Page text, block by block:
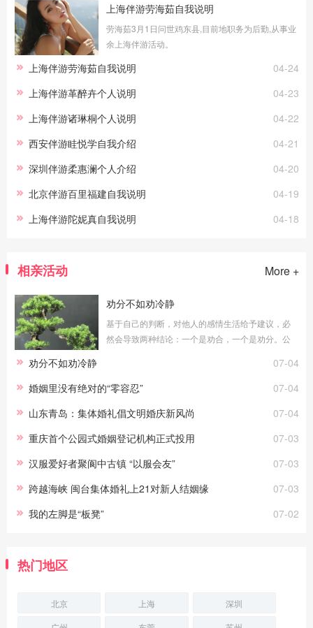
上海伴游劳海茹自我说明
劳海茹3月1日问世鸡东县,目前地职务为后勤,从事业
余上海伴游活动。
04-24
上海伴游劳海茹自我说明
04-23
上海伴游革醉卉个人说明
04-22
上海伴游诸琳桐个人说明
04-21
西安伴游眭悦学自我介绍
04-20
深圳伴游柔惠澜个人介绍
04-19
北京伴游百里福建自我说明
04-18
上海伴游陀妮真自我说明
相亲活动 More +
劝分不如劝冷静
基于自己的判断，对他人的感情生活给予建议，必
然会导致两种结论：一个是劝合，一个是劝分。公
07-04
劝分不如劝冷静
07-04
婚姻里没有绝对的“零容忍”
07-04
山东青岛：集体婚礼倡文明婚庆新风尚
07-03
重庆首个公园式婚姻登记机构正式投用
07-03
汉服爱好者聚阆中古镇 “以服会友”
07-03
跨越海峡 闽台集体婚礼上21对新人结姻缘
07-02
我的左脚是“板凳”
热门地区
北京 上海
深圳